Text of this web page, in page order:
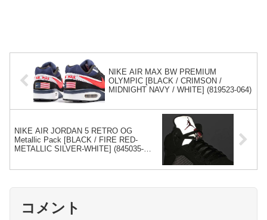
NIKE AIR MAX BW PREMIUM
OLYMPIC [BLACK / CRIMSON /
MIDNIGHT NAVY / WHITE] (819523-064)
NIKE AIR JORDAN 5 RETRO OG
Metallic Pack [BLACK / FIRE RED-
METALLIC SILVER-WHITE] (845035-
コメント